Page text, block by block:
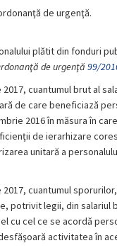
de urgenţă.
plătit din fonduri
de urgenţă 99/
cuantumul brut al
de care beneficiază
2016 în măsura în
de ierarhizare
unitară a
cuantumul
potrivit legii, din salariul
cu cel ce se acordă
activitatea în